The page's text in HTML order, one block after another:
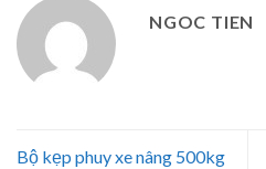
NGOC TIEN
Bộ kẹp phuy xe nâng 500kg